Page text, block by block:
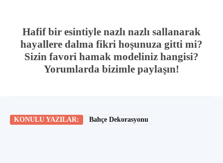
Hafif bir esintiyle nazlı nazlı sallanarak
hayallere dalma fikri hoşunuza gitti mi?
Sizin favori hamak modeliniz hangisi?
Yorumlarda bizimle paylaşın!
KONULU YAZILAR: Bahçe Dekorasyonu